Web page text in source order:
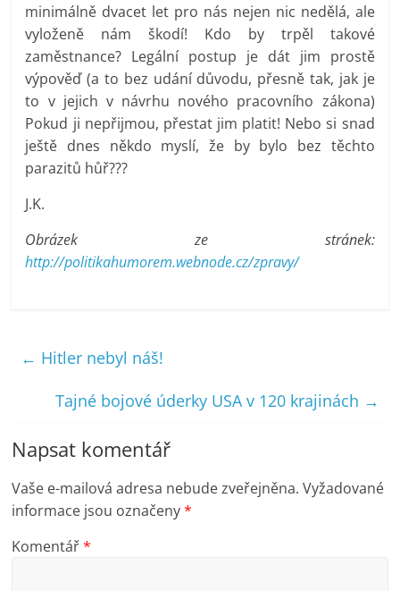
minimálně dvacet let pro nás nejen nic nedělá, ale
vyloženě nám škodí! Kdo by trpěl takové
zaměstnance? Legální postup je dát jim prostě
výpověď (a to bez udání důvodu, přesně tak, jak je
to v jejich v návrhu nového pracovního zákona)
Pokud ji nepřijmou, přestat jim platit! Nebo si snad
ještě dnes někdo myslí, že by bylo bez těchto
parazitů hůř???
J.K.
Obrázek ze stránek:
http://politikahumorem.webnode.cz/zpravy/
← Hitler nebyl náš!
Tajné bojové úderky USA v 120 krajinách →
Napsat komentář
Vaše e-mailová adresa nebude zveřejněna. Vyžadované
informace jsou označeny*
Komentář*